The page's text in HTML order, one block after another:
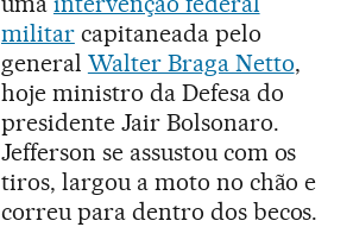
militarcapitaneada pelo
general Walter Braga Netto,
hoje ministro da Defesa do
presidente Jair Bolsonaro.
Jefferson se assustou com os
tiros, largou a moto no chão e
correu para dentro dos becos.